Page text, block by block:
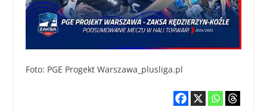
Foto: PGE Progekt Warszawa_plusliga.pl